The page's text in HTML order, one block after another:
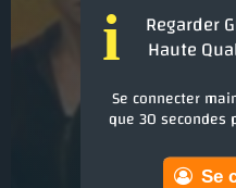
i Regarder
Haute
Se connecter
que 30 secondes
Se